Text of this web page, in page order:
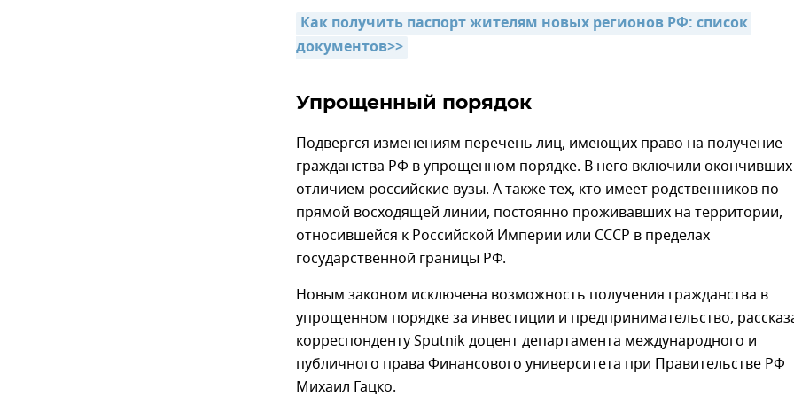
Как получить паспорт жителям новых регионов РФ: список
документов>>
Упрощенный порядок
Подвергся изменениям перечень лиц, имеющих право на получение
гражданства РФ в упрощенном порядке. В него включили окончивших
отличием российские вузы. А также тех, кто имеет родственников по
прямой восходящей линии, постоянно проживавших на территории,
относившейся к Российской Империи или СССР в пределах
государственной границы РФ.
Новым законом исключена возможность получения гражданства в
упрощенном порядке за инвестиции и предпринимательство,
корреспонденту Sputnik доцент департамента международного и
публичного права Финансового университета при Правительстве РФ
Михаил Гацко.